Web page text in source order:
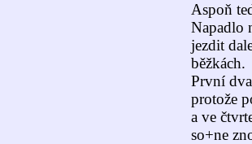
Aspoň
Napadlo
jezdit
běžkách.
První
protože
a ve
so+ne